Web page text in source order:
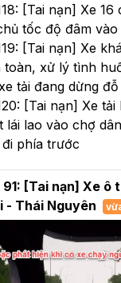
[Tai nạn] Xe
tốc độ đâm
[Tai nạn] Xe
toàn, xử lý tình
tải đang dừng đỗ
[Tai nạn] Xe
lái lao vào chợ
phía trước
[Tai nạn] Xe ô
- Thái Nguyên